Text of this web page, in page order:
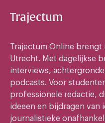
Trajectum
Trajectum Online brengt
Utrecht. Met dagelijkse
interviews,
podcasts. Voor
professionele redactie,
ideeen en bijdragen van
journalistieke